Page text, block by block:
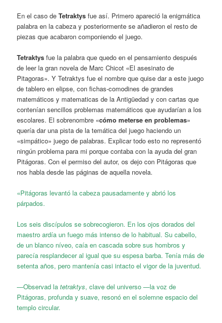
En el caso deTetraktys fue así. Primero apareció la enigmática
palabra en la cabeza y posteriormente se añadieron el resto de
piezas que acabaron componiendo el juego.
Tetraktys fue la palabra que quedo en el pensamiento después
de leer la gran novela de Marc Chicot «El asesinato de
Pitagoras». Y Tetraktys fue el nombre que quise dar a este juego
de tablero en elipse, con fichas-comodines de grandes
matemáticos y matematicas de la Antigüedad y con cartas que
contenían sencillos problemas matemáticos que ayudarían a los
escolares. El sobrenombre «cómo meterse en problemas»
quería dar una pista de la temática del juego haciendo un
«simpático» juego de palabras. Explicar todo esto no representó
ningún problema para mi porque contaba con la ayuda del gran
Pitágoras. Con el permiso del autor, os dejo con Pitágoras que
nos habla desde las páginas de aquella novela.
«Pitágoras levantó la cabeza pausadamente y abrió los
párpados.
Los seis discípulos se sobrecogieron. En los ojos dorados del
maestro ardía un fuego más intenso de lo habitual. Su cabello,
de un blanco níveo, caía en cascada sobre sus hombros y
parecía resplandecer al igual que su espesa barba. Tenía más de
setenta años, pero mantenía casi intacto el vigor de la juventud.
—Observad la tetraktys, clave del universo —la voz de
Pitágoras, profunda y suave, resonó en el solemne espacio del
templo circular.